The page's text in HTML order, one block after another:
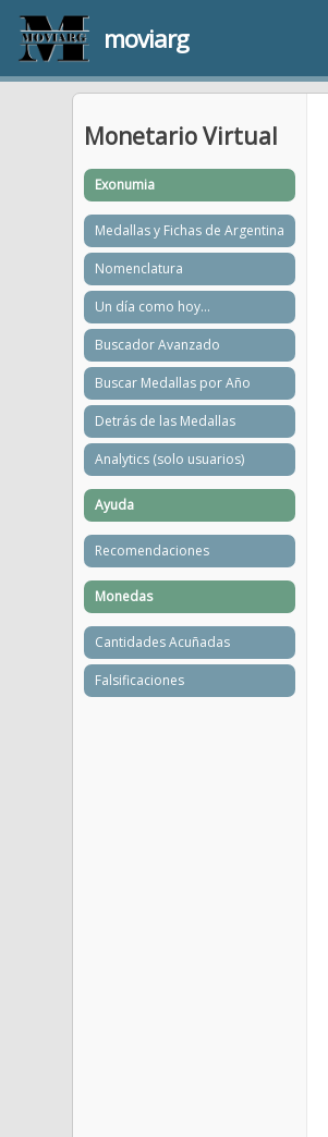
moviarg
Monetario Virtual
Exonumia
Medallas y Fichas de Argentina
Nomenclatura
Un día como hoy...
Buscador Avanzado
Buscar Medallas por Año
Detrás de las Medallas
Analytics (solo usuarios)
Ayuda
Recomendaciones
Monedas
Cantidades Acuñadas
Falsificaciones